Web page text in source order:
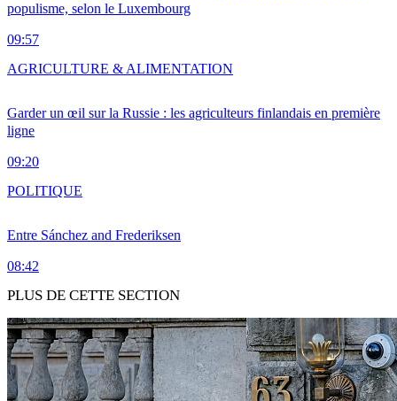
populisme, selon le Luxembourg
09:57
Garder un œil sur la Russie : les agriculteurs finlandais en première
ligne
09:20
AGRICULTURE & ALIMENTATION
Entre Sánchez and Frederiksen
08:42
POLITIQUE
PLUS DE CETTE SECTION